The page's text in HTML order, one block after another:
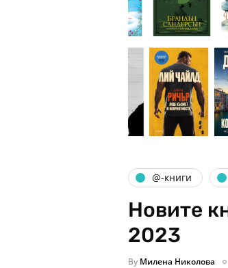
@-книги
Новите
2023
By Милена Николова